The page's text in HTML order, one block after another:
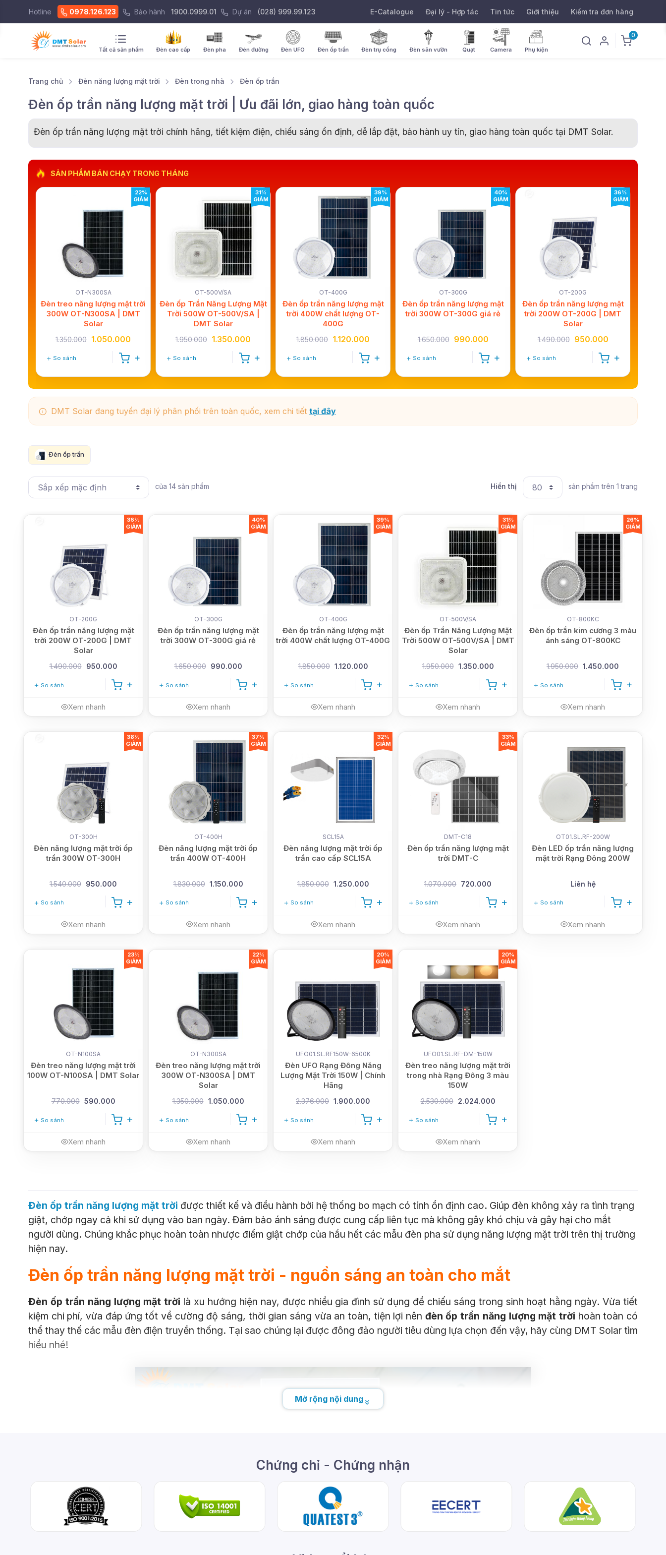
Hotline 0978.126.123 Bảo hành 1900.0999.01 Dự án (028) 999.99.123 E-Catalogue Đại lý - Hợp tác Tin tức Giới thiệu Kiểm tra đơn hàng
0
Tất cả sản phẩm Đèn cao cấp Đèn pha Đèn đường Đèn UFO Đèn ốp trần Đèn trụ cổng Đèn sân vườn Quạt Camera Phụ kiện
Trang chủ Đèn năng lượng mặt trời Đèn trong nhà Đèn ốp trần
Đèn ốp trần năng lượng mặt trời | Ưu đãi lớn, giao hàng toàn quốc
Đèn ốp trần năng lượng mặt trời chính hãng, tiết kiệm điện, chiếu sáng ổn định, dễ lắp đặt, bảo hành uy tín, giao hàng toàn quốc tại DMT Solar.
SẢN PHẨM BÁN CHẠY TRONG THÁNG
OT-N300SA
Đèn treo năng lượng mặt trời
300W OT-N300SA | DMT
Solar
1.350.000 1.050.000
So sánh
22%
GIẢM
OT-500V/SA
Đèn ốp Trần Năng Lượng Mặt
Trời 500W OT-500V/SA |
DMT Solar
1.950.000 1.350.000
So sánh
31%
GIẢM
OT-400G
Đèn ốp trần năng lượng mặt
trời 400W chất lượng OT-
400G
1.850.000 1.120.000
So sánh
39%
GIẢM
OT-300G
Đèn ốp trần năng lượng mặt
trời 300W OT-300G giá rẻ
1.650.000 990.000
So sánh
40%
GIẢM
OT-200G
Đèn ốp trần năng lượng mặt
trời 200W OT-200G | DMT
Solar
1.490.000 950.000
So sánh
36%
GIẢM
DMT Solar đang tuyển đại lý phân phối trên toàn quốc, xem chi tiết tại đây
Đèn ốp trần
của 14 sản phẩm Hiển thị sản phẩm trên 1 trang
OT-200G
Đèn ốp trần năng lượng mặt
trời 200W OT-200G | DMT
Solar
1.490.000 950.000
So sánh
Xem nhanh
36%
GIẢM
OT-300G
Đèn ốp trần năng lượng mặt
trời 300W OT-300G giá rẻ
1.650.000 990.000
So sánh
Xem nhanh
40%
GIẢM
OT-400G
Đèn ốp trần năng lượng mặt
trời 400W chất lượng OT-400G
1.850.000 1.120.000
So sánh
Xem nhanh
39%
GIẢM
OT-500V/SA
Đèn ốp Trần Năng Lượng Mặt
Trời 500W OT-500V/SA | DMT
Solar
1.950.000 1.350.000
So sánh
Xem nhanh
31%
GIẢM
OT-800KC
Đèn ốp trần kim cương 3 màu
ánh sáng OT-800KC
1.950.000 1.450.000
So sánh
Xem nhanh
26%
GIẢM
OT-300H
Đèn năng lượng mặt trời ốp
trần 300W OT-300H
1.540.000 950.000
So sánh
Xem nhanh
38%
GIẢM
OT-400H
Đèn năng lượng mặt trời ốp
trần 400W OT-400H
1.830.000 1.150.000
So sánh
Xem nhanh
37%
GIẢM
SCL15A
Đèn năng lượng mặt trời ốp
trần cao cấp SCL15A
1.850.000 1.250.000
So sánh
Xem nhanh
32%
GIẢM
DMT-C18
Đèn ốp trần năng lượng mặt
trời DMT-C
1.070.000 720.000
So sánh
Xem nhanh
33%
GIẢM
OT01.SL.RF-200W
Đèn LED ốp trần năng lượng
mặt trời Rạng Đông 200W
Liên hệ
So sánh
Xem nhanh
OT-N100SA
Đèn treo năng lượng mặt trời
100W OT-N100SA | DMT Solar
770.000 590.000
So sánh
Xem nhanh
23%
GIẢM
OT-N300SA
Đèn treo năng lượng mặt trời
300W OT-N300SA | DMT
Solar
1.350.000 1.050.000
So sánh
Xem nhanh
22%
GIẢM
UFO01.SL.RF150W-6500K
Đèn UFO Rạng Đông Năng
Lượng Mặt Trời 150W | Chính
Hãng
2.376.000 1.900.000
So sánh
Xem nhanh
20%
GIẢM
UFO01.SL.RF-DM-150W
Đèn treo năng lượng mặt trời
trong nhà Rạng Đông 3 màu
150W
2.530.000 2.024.000
So sánh
Xem nhanh
20%
GIẢM
Đèn ốp trần năng lượng mặt trời được thiết kế và điều hành bởi hệ thống bo mạch có tính ổn định cao. Giúp đèn không xảy ra tình trạng
giật, chớp ngay cả khi sử dụng vào ban ngày. Đảm bảo ánh sáng được cung cấp liên tục mà không gây khó chịu và gây hại cho mắt
người dùng. Chúng khắc phục hoàn toàn nhược điểm giật chớp của hầu hết các mẫu đèn pha sử dụng năng lượng mặt trời trên thị trường
hiện nay.
Đèn ốp trần năng lượng mặt trời - nguồn sáng an toàn cho mắt
Đèn ốp trần năng lượng mặt trời là xu hướng hiện nay, được nhiều gia đình sử dụng để chiếu sáng trong sinh hoạt hằng ngày. Vừa tiết
kiệm chi phí, vừa đáp ứng tốt về cường độ sáng, thời gian sáng vừa an toàn, tiện lợi nên đèn ốp trần năng lượng mặt trời hoàn toàn có
thể thay thế các mẫu đèn điện truyền thống. Tại sao chúng lại được đông đảo người tiêu dùng lựa chọn đến vậy, hãy cùng DMT Solar tìm
hiểu nhé!
Mở rộng nội dung
Chứng chỉ - Chứng nhận